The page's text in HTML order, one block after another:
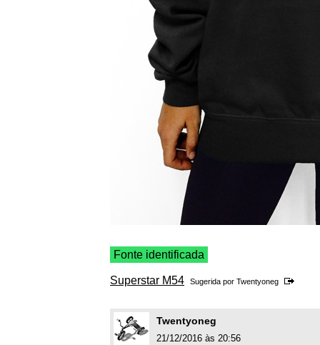
Fonte identificada
Superstar M54 Sugerida por Twentyoneg
Twentyoneg
21/12/2016 às 20:56